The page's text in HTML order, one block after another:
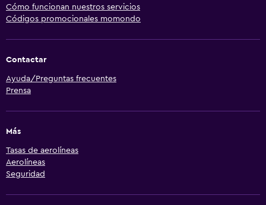
Cómo funcionan nuestros servicios
Códigos promocionales momondo
Contactar
Ayuda/Preguntas frecuentes
Prensa
Más
Tasas de aerolíneas
Aerolíneas
Seguridad